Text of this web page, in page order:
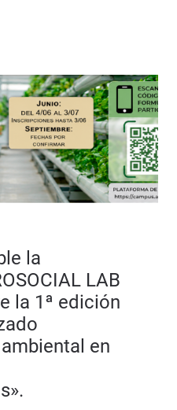
la
LAB
la 1ª edición
en